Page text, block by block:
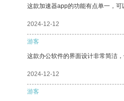
这款加速器app的功能有点单一，
2024-12-12
游客
这款办公软件的界面设计非常简洁
2024-12-12
游客